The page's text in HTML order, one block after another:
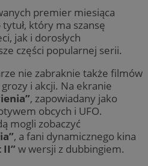
premier miesiąca
tytuł, który ma szansę
jak i dorosłych
części popularnej serii.
nie zabraknie także filmów
i akcji. Na ekranie
, zapowiadany jako
obcych i UFO.
mogli zobaczyć
, a fani dynamicznego kina
w wersji z dubbingiem.